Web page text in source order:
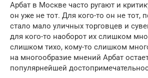
Арбат в Москве часто ругают и
он уже не тот. Для кого-то он не тот,
стало мало уличных торговцев и
для кого-то наоборот их слишком
слишком тихо, кому-то слишком
на многообразие мнений Арбат
популярнейшей